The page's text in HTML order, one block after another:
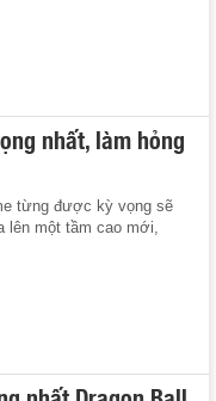
nhất, làm hỏng
từng được kỳ vọng sẽ
lên một tầm cao mới,